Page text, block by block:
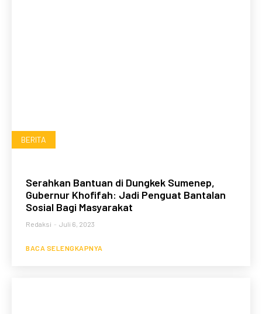
BERITA
Serahkan Bantuan di Dungkek Sumenep,
Gubernur Khofifah: Jadi Penguat Bantalan
Sosial Bagi Masyarakat
Redaksi - Juli 6, 2023
BACA SELENGKAPNYA